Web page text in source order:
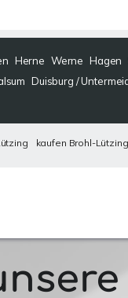
Herne Werne Hagen
Duisburg /
kaufen Brohl-Lützing